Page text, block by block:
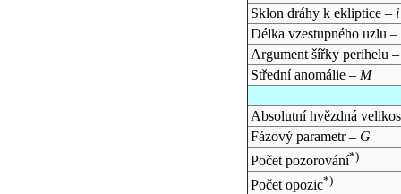
Sklon dráhy k ekliptice – i
Délka vzestupného uzlu –
Argument šířky perihelu
Střední anomálie – M
Absolutní hvězdná
Fázový parametr – G
Počet pozorování*)
Počet opozic*)